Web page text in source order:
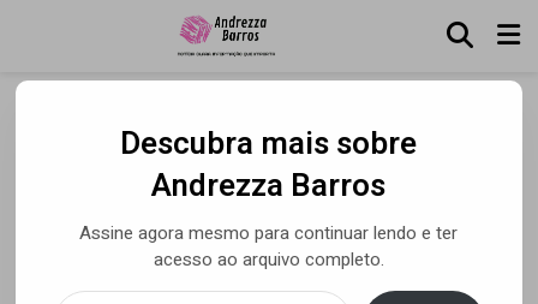
Dr. André Miolo fala da
influência da cirurgia
plástica na busca pela
Descubra mais sobre
Andrezza Barros
Assine agora mesmo para continuar lendo e ter
acesso ao arquivo completo.
Digite seu e-mail…